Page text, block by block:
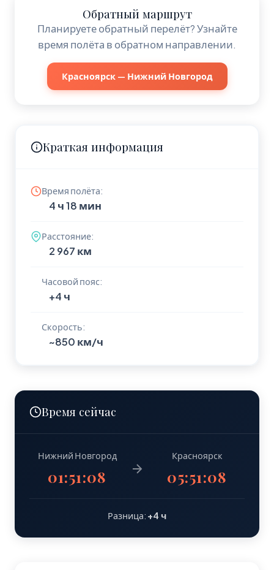
Обратный маршрут
Планируете обратный перелёт? Узнайте
время полёта в обратном направлении.
Красноярск — Нижний Новгород
Краткая информация
Время полёта:
4 ч 18 мин
Расстояние:
2 967 км
Часовой пояс:
+4 ч
Скорость:
~850 км/ч
Время сейчас
Нижний Новгород
01:51:09
Красноярск
05:51:09
Разница: +4 ч